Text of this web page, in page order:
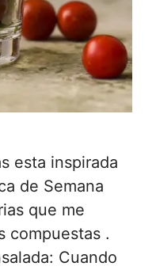
esta inspirada
de Semana
que me
compuestas .
Cuando